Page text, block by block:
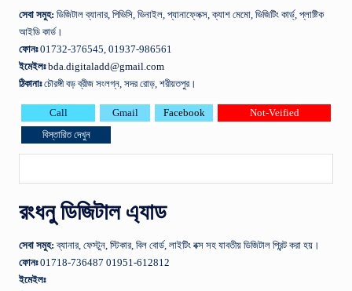
সেবা সমুহ: ডিজিটাল ব্যানার, পিভিসি, ভিনাইল, প্যানাফ্লেক্স, ক্যাশ মেমো, ভিজিটিং কার্ড্, প্লাষ্টিক
আইডি কার্ড।
ফোনঃ01732-376545, 01937-986561
ইমেইলঃ bda.digitaladd@gmail.com
ঠিকানাঃচৌরঙ্গী বড় ব্রীজ সংলগ্ন, সদর রোড়, শরীয়তপুর।
Call Gmail Facebook
Not-Veified
বিস্তারিত দেখুন
রংধনু ডিজিটাল এ্যাড
সেবা সমুহ: ব্যানার, ফেস্টুন, স্টিকার, বিল বোর্ড, লাইটিং বক্স সহ যাবতীয় ডিজিটাল প্রিন্ট করা হয়।
ফোনঃ01718-736487 01951-612812
ইমেইলঃ